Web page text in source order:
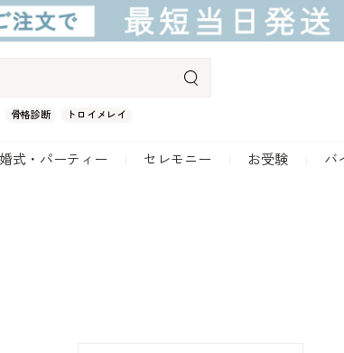
骨格診断 トロイメレイ
式・パーティー セレモニー お受験 バ